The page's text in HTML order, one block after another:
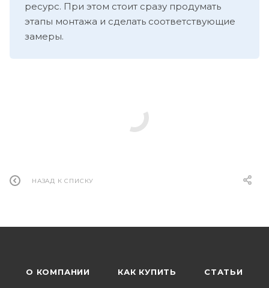
ресурс. При этом стоит сразу продумать
этапы монтажа и сделать соответствующие
замеры.
НАЗАД К СПИСКУ
О КОМПАНИИ КАК КУПИТЬ СТАТЬИ